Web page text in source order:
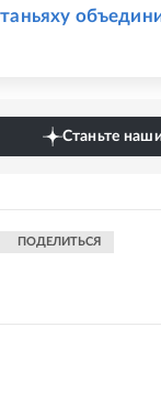
Станьте
ПОДЕЛИТЬСЯ